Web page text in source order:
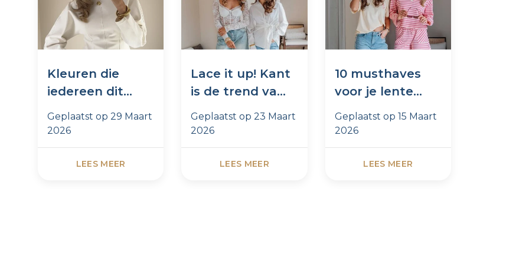
Kleuren die
iedereen dit
seizoen draagt
Geplaatst op 29 Maart
2026
LEES MEER
Lace it up! Kant
is de trend van
dit moment
Geplaatst op23 Maart
2026
LEES MEER
10 musthaves
voor je lente
garderobe
Geplaatst op 15 Maart
2026
LEES MEER